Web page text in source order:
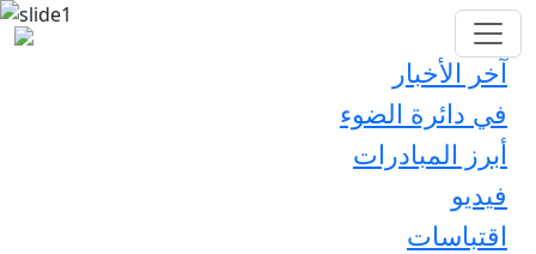
آخر الأخبار
في دائرة الضوء
أبرز المبادرات
فيديو
اقتباسات